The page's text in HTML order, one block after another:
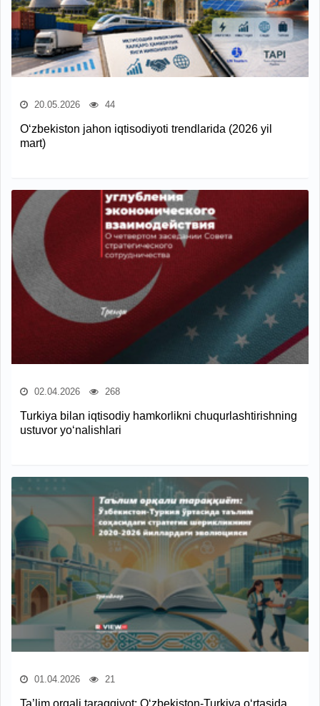
20.05.2026 44
O‘zbekiston jahon iqtisodiyoti trendlarida (2026 yil
mart)
02.04.2026 268
Turkiya bilan iqtisodiy hamkorlikni chuqurlashtirishning
ustuvor yo‘nalishlari
01.04.2026 21
Ta’lim orqali taraqqiyot: O‘zbekiston-Turkiya o‘rtasida